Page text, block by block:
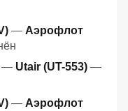
— Аэрофлот
— Utair (UT-553) —
— Аэрофлот